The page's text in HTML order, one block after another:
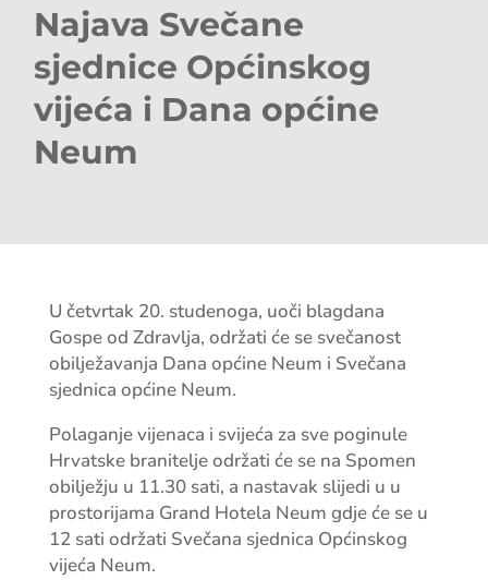
Najava Svečane
sjednice Općinskog
vijeća i Dana općine
Neum
U četvrtak 20. studenoga, uoči blagdana
Gospe od Zdravlja, održati će se svečanost
obilježavanja Dana općine Neum i Svečana
sjednica općine Neum.
Polaganje vijenaca i svijeća za sve poginule
Hrvatske branitelje održati će se na Spomen
obilježju u 11.30 sati, a nastavak slijedi u u
prostorijama Grand Hotela Neum gdje će se u
12 sati održati Svečana sjednica Općinskog
vijeća Neum.